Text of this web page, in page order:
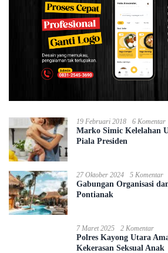
19 Februari 2018 6 Komentar
Marko Simic Kelelahan
Piala Presiden
27 Oktober 2024 5 Komentar
Gabungan Organisasi
Pontianak
7 Maret 2025 2 Komentar
Polres Kayong Utara
Kekerasan Seksual Anak